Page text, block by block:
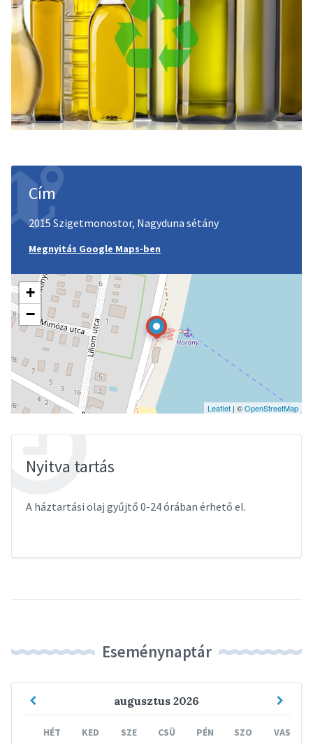
Cím
2015 Szigetmonostor, Nagyduna sétány
Megnyitás Google Maps-ben
+
−
Leaflet | ©OpenStreetMap
Nyitva tartás
A háztartási olaj gyűjtő 0-24 órában érhető el.
Eseménynaptár
augusztus 2026
Previous
HÉT KED SZE CSÜ PÉN SZO VAS